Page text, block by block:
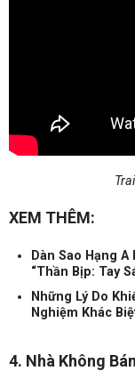
XEM THÊM:
Dàn Sao Hạng
“Thần Bịp: Tay
Những Lý Do
Nghiệm Khác
4. Nhà Không Bán